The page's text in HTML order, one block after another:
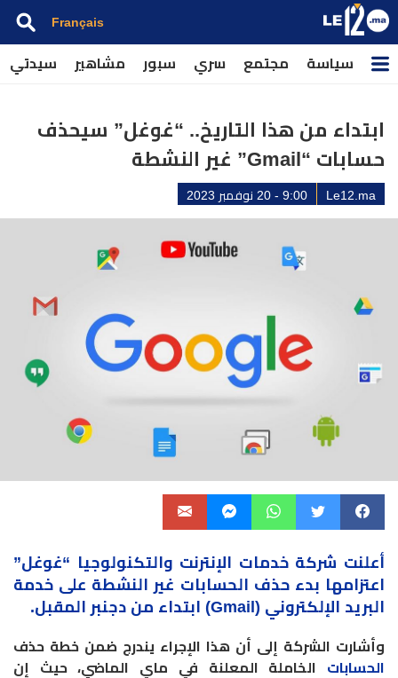
Français
سياسة مجتمع سري سبور مشاهير سيدتي
ابتداء من هذا التاريخ.. “غوغل” سيحذف
حسابات “Gmail” غير النشطة
Le12.ma 9:00 - 20 نوفمبر 2023
أعلنت شركة خدمات الإنترنت والتكنولوجيا “غوغل”
اعتزامها بدء حذف الحسابات غير النشطة على خدمة
البريد الإلكتروني (Gmail) ابتداء من دجنبر المقبل.
وأشارت الشركة إلى أن هذا الإجراء يندرج ضمن خطة حذف
الحسابات الخاملة المعلنة في ماي الماضي، حيث إن